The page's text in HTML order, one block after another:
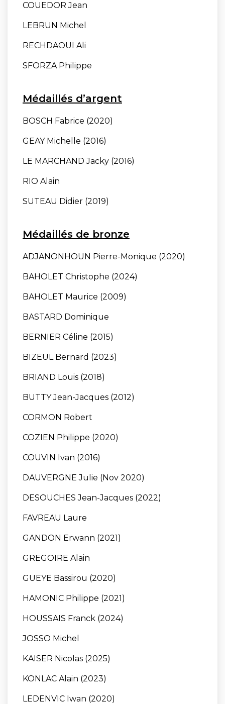
COUEDOR Jean
LEBRUN Michel
RECHDAOUI Ali
SFORZA Philippe
Médaillés d’argent
BOSCH Fabrice (2020)
GEAY Michelle (2016)
LE MARCHAND Jacky (2016)
RIO Alain
SUTEAU Didier (2019)
Médaillés de bronze
ADJANONHOUN Pierre-Monique (2020)
BAHOLET Christophe (2024)
BAHOLET Maurice (2009)
BASTARD Dominique
BERNIER Céline (2015)
BIZEUL Bernard (2023)
BRIAND Louis (2018)
BUTTY Jean-Jacques (2012)
CORMON Robert
COZIEN Philippe (2020)
COUVIN Ivan (2016)
DAUVERGNE Julie (Nov 2020)
DESOUCHES Jean-Jacques (2022)
FAVREAU Laure
GANDON Erwann (2021)
GREGOIRE Alain
GUEYE Bassirou (2020)
HAMONIC Philippe (2021)
HOUSSAIS Franck (2024)
JOSSO Michel
KAISER Nicolas (2025)
KONLAC Alain (2023)
LEDENVIC Iwan (2020)